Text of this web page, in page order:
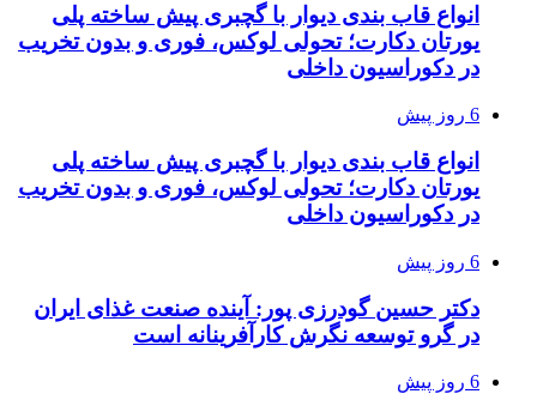
انواع قاب بندی دیوار با گچبری پیش ساخته پلی
یورتان دکارت؛ تحولی لوکس، فوری و بدون تخریب
در دکوراسیون داخلی
6 روز پیش
انواع قاب بندی دیوار با گچبری پیش ساخته پلی
یورتان دکارت؛ تحولی لوکس، فوری و بدون تخریب
در دکوراسیون داخلی
6 روز پیش
دکتر حسین گودرزی پور: آینده صنعت غذای ایران
در گرو توسعه نگرش کارآفرینانه است
6 روز پیش